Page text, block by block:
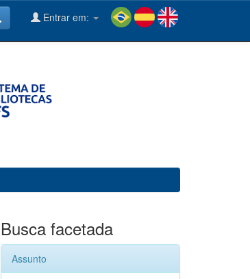
Entrar em:
Busca facetada
Assunto